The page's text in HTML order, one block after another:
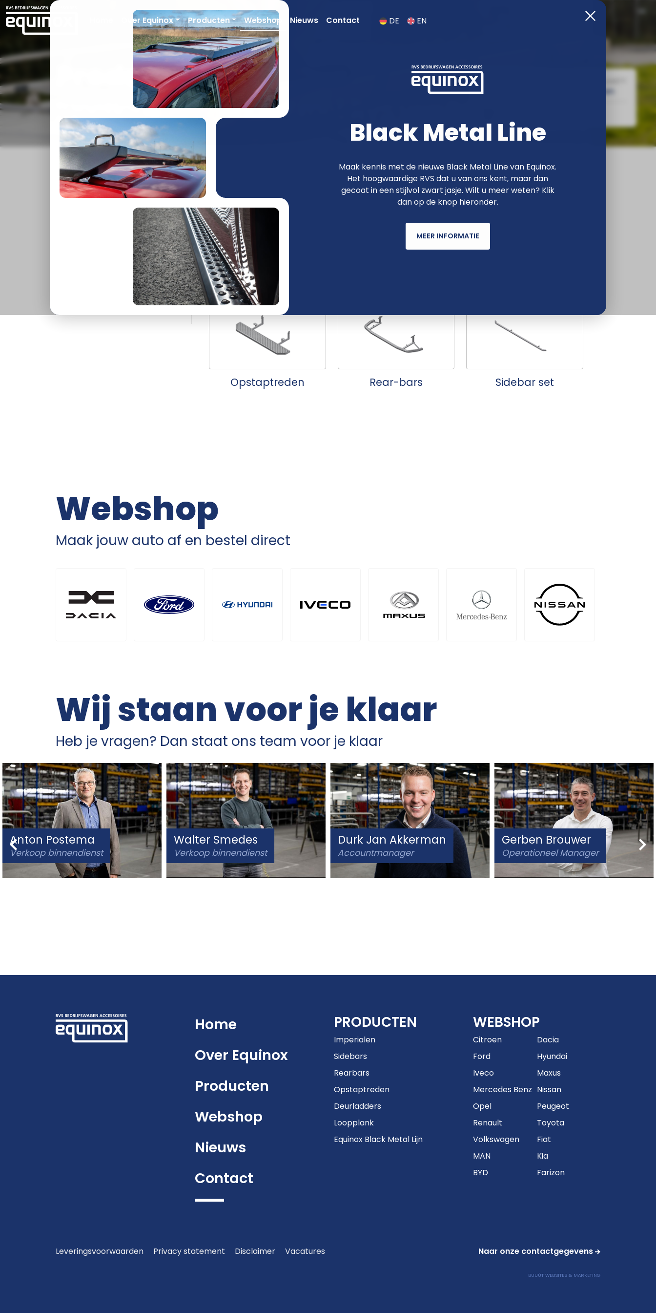
Over Equinox Producten Webshop Nieuws Contact DE EN
Producten
functioneler & fraaier met RVS van Equinox
Inloggen Registreren
AUTOMERK
PRODUCTGROEP
Imperialen
Opstaptreden Rear-bars Sidebar set
Webshop
Maak jouw auto af en bestel direct
Wij staan voor je klaar
Heb je vragen? Dan staat ons team voor je klaar
Anton Postema
Verkoop binnendienst
Walter Smedes
Verkoop binnendienst
Durk Jan Akkerman
Accountmanager
Gerben Brouwer
Operationeel Manager
Black Metal Line
Maak kennis met de nieuwe Black Metal Line van Equinox.
Het hoogwaardige RVS dat u van ons kent, maar dan
gecoat in een stijlvol zwart jasje. Wilt u meer weten? Klik
dan op de knop hieronder.
MEER INFORMATIE
Home
Over Equinox
Producten
Webshop
Nieuws
Contact
PRODUCTEN
Imperialen
Sidebars
Rearbars
Opstaptreden
Deurladders
Loopplank
Equinox Black Metal Lijn
WEBSHOP
Citroen
Dacia
Ford
Hyundai
Iveco
Maxus
Mercedes Benz Nissan
Opel
Peugeot
Renault
Toyota
Volkswagen
Fiat
MAN
Kia
BYD
Farizon
Leveringsvoorwaarden Privacy statement Disclaimer Vacatures Naar onze contactgegevens
BUUÚT WEBSITES & MARKETING